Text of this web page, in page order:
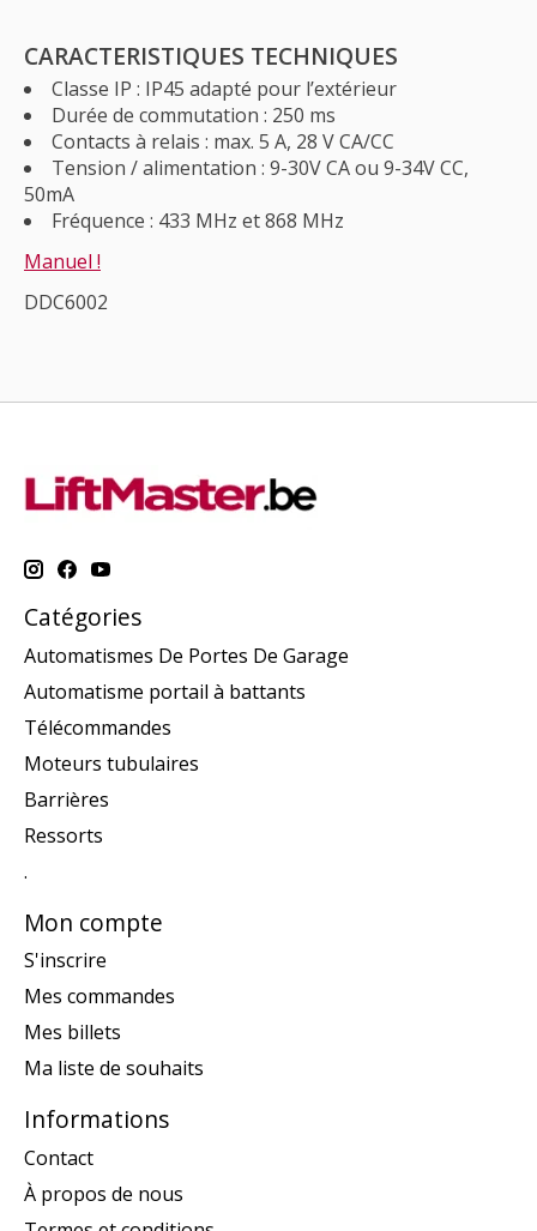
CARACTERISTIQUES TECHNIQUES
Classe IP : IP45 adapté pour l’extérieur
Durée de commutation : 250 ms
Contacts à relais : max. 5 A, 28 V CA/CC
Tension / alimentation : 9-30V CA ou 9-34V CC,
50mA
Fréquence : 433 MHz et 868 MHz
Manuel !
DDC6002
Catégories
Automatismes De Portes De Garage
Automatisme portail à battants
Télécommandes
Moteurs tubulaires
Barrières
Ressorts
.
Mon compte
S'inscrire
Mes commandes
Mes billets
Ma liste de souhaits
Informations
Contact
À propos de nous